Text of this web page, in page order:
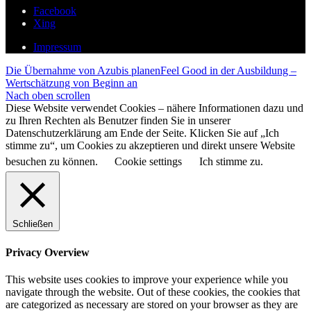
Facebook
Xing
Impressum
Die Übernahme von Azubis planenFeel Good in der Ausbildung –
Wertschätzung von Beginn an
Nach oben scrollen
Diese Website verwendet Cookies – nähere Informationen dazu und
zu Ihren Rechten als Benutzer finden Sie in unserer
Datenschutzerklärung am Ende der Seite. Klicken Sie auf „Ich
stimme zu“, um Cookies zu akzeptieren und direkt unsere Website
besuchen zu können.
Cookie settings Ich stimme zu.
Schließen
Privacy Overview
This website uses cookies to improve your experience while you
navigate through the website. Out of these cookies, the cookies that
are categorized as necessary are stored on your browser as they are